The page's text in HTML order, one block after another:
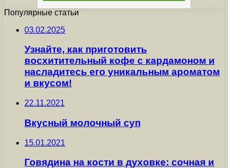
Популярные статьи
03.02.2025
Узнайте, как приготовить
восхитительный кофе с кардамоном и
насладитесь его уникальным ароматом
и вкусом!
22.11.2021
Вкусный молочный суп
15.01.2021
Говядина на кости в духовке: сочная и